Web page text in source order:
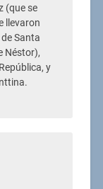
(que se
llevaron
Santa
Néstor),
y